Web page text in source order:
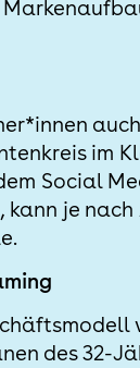
im
Social
je
des 32-